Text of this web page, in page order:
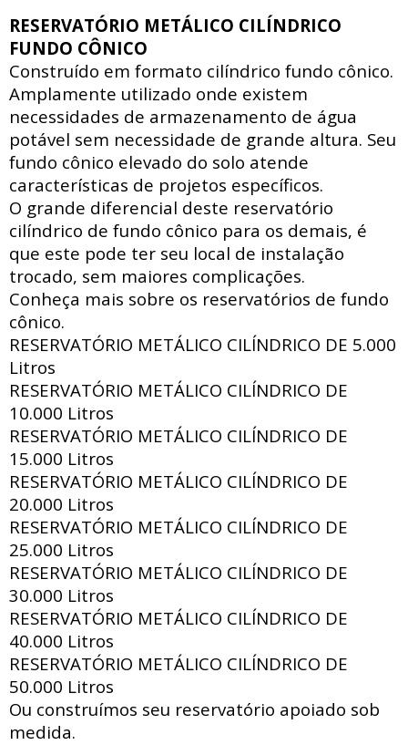
RESERVATÓRIO METÁLICO CILÍNDRICO
FUNDO CÔNICO
Construído em formato cilíndrico fundo cônico.
Amplamente utilizado onde existem
necessidades de armazenamento de água
potável sem necessidade de grande altura. Seu
fundo cônico elevado do solo atende
características de projetos específicos.
O grande diferencial deste reservatório
cilíndrico de fundo cônico para os demais, é
que este pode ter seu local de instalação
trocado, sem maiores complicações.
Conheça mais sobre os reservatórios de fundo
cônico.
RESERVATÓRIO METÁLICO CILÍNDRICO DE 5.000
Litros
RESERVATÓRIO METÁLICO CILÍNDRICO DE
10.000 Litros
RESERVATÓRIO METÁLICO CILÍNDRICO DE
15.000 Litros
RESERVATÓRIO METÁLICO CILÍNDRICO DE
20.000 Litros
RESERVATÓRIO METÁLICO CILÍNDRICO DE
25.000 Litros
RESERVATÓRIO METÁLICO CILÍNDRICO DE
30.000 Litros
RESERVATÓRIO METÁLICO CILÍNDRICO DE
40.000 Litros
RESERVATÓRIO METÁLICO CILÍNDRICO DE
50.000 Litros
Ou construímos seu reservatório apoiado sob
medida.